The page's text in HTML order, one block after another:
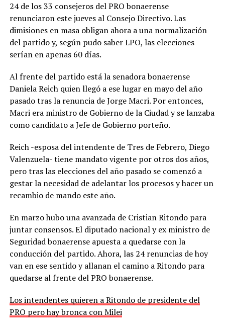
24 de los 33 consejeros del PRO bonaerense
renunciaron este jueves al Consejo Directivo. Las
dimisiones en masa obligan ahora a una normalización
del partido y, según pudo saber LPO, las elecciones
serían en apenas 60 días.
Al frente del partido está la senadora bonaerense
Daniela Reich quien llegó a ese lugar en mayo del año
pasado tras la renuncia de Jorge Macri. Por entonces,
Macri era ministro de Gobierno de la Ciudad y se lanzaba
como candidato a Jefe de Gobierno porteño.
Reich -esposa del intendente de Tres de Febrero, Diego
Valenzuela- tiene mandato vigente por otros dos años,
pero tras las elecciones del año pasado se comenzó a
gestar la necesidad de adelantar los procesos y hacer un
recambio de mando este año.
En marzo hubo una avanzada de Cristian Ritondo para
juntar consensos. El diputado nacional y ex ministro de
Seguridad bonaerense apuesta a quedarse con la
conducción del partido. Ahora, las 24 renuncias de hoy
van en ese sentido y allanan el camino a Ritondo para
quedarse al frente del PRO bonaerense.
Los intendentes quieren a Ritondo de presidente del
PRO pero hay bronca con Milei